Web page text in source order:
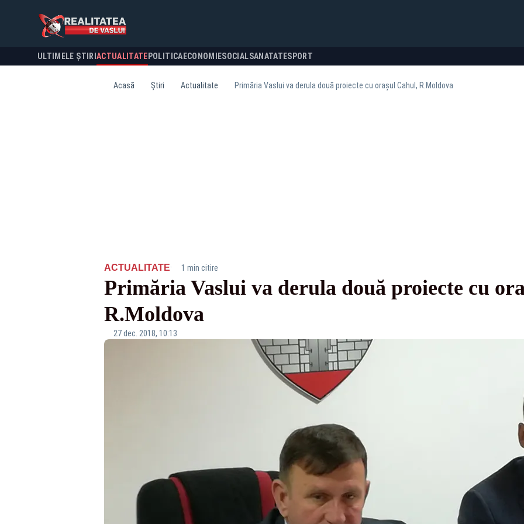
ULTIMELE ȘTIRI ACTUALITATE POLITICA ECONOMIESOCIALSANATATESPORT
Acasă Știri Actualitate Primăria Vaslui va derula două proiecte cu orașul Cahul, R.Moldova
ACTUALITATE· 1 min citire
Primăria Vaslui va derula două proiecte cu
R.Moldova
27 dec. 2018, 10:13